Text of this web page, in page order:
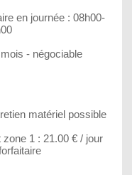
en journée : 08h00-
- négociable
matériel possible
1 : 21.00 € / jour